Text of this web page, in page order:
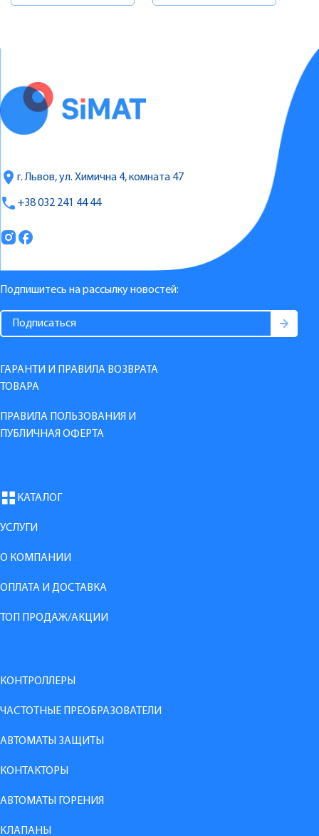
г. Львов, ул. Химична 4, комната 47
+38 032 241 44 44
Подпишитесь на рассылку новостей:
ГАРАНТИ И ПРАВИЛА ВОЗВРАТА
ТОВАРА
ПРАВИЛА ПОЛЬЗОВАНИЯ И
ПУБЛИЧНАЯ ОФЕРТА
КАТАЛОГ
УСЛУГИ
О КОМПАНИИ
ОПЛАТА И ДОСТАВКА
ТОП ПРОДАЖ/АКЦИИ
КОНТРОЛЛЕРЫ
ЧАСТОТНЫЕ ПРЕОБРАЗОВАТЕЛИ
АВТОМАТЫ ЗАЩИТЫ
КОНТАКТОРЫ
АВТОМАТЫ ГОРЕНИЯ
КЛАПАНЫ